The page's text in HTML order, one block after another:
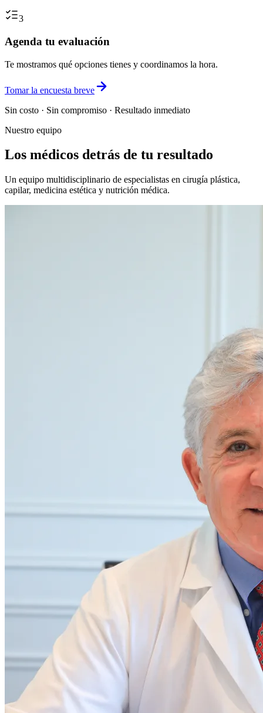
3
Agenda tu evaluación
Te mostramos qué opciones tienes y coordinamos la hora.
Tomar la encuesta breve
Sin costo · Sin compromiso · Resultado inmediato
Nuestro equipo
Los médicos detrás de tu resultado
Un equipo multidisciplinario de especialistas en cirugía plástica,
capilar, medicina estética y nutrición médica.